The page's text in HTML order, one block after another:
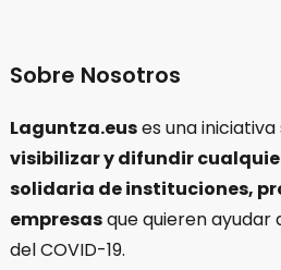
Sobre Nosotros
Laguntza.euses una iniciativa
visibilizar y difundir
solidaria de instituciones,
empresasque quieren ayudar
del COVID-19.